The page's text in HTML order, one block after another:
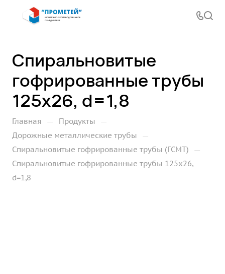
Спиральновитые
гофрированные трубы
125х26, d=1,8
Главная — Продукты —
Дорожные металлические трубы —
Спиральновитые гофрированные трубы (ГСМТ) —
Спиральновитые гофрированные трубы 125х26,
d=1,8